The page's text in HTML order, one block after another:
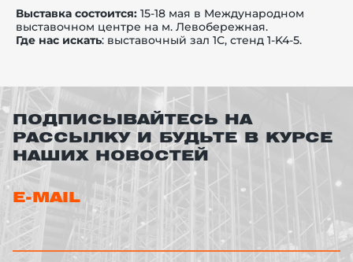
Выставка состоится: 15-18 мая в Международном
выставочном центре на м. Левобережная.
Где нас искать: выставочный зал 1С, стенд 1-K4-5.
ПОДПИСЫВАЙТЕСЬ НА
РАССЫЛКУ И БУДЬТЕ В КУРСЕ
НАШИХ НОВОСТЕЙ
E-MAIL